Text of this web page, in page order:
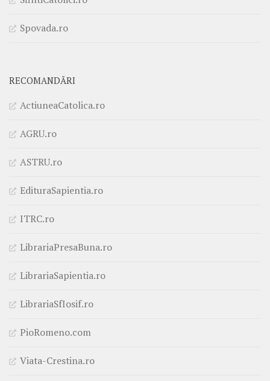
Spovada.ro
RECOMANDĂRI
ActiuneaCatolica.ro
AGRU.ro
ASTRU.ro
EdituraSapientia.ro
ITRC.ro
LibrariaPresaBuna.ro
LibrariaSapientia.ro
LibrariaSfIosif.ro
PioRomeno.com
Viata-Crestina.ro